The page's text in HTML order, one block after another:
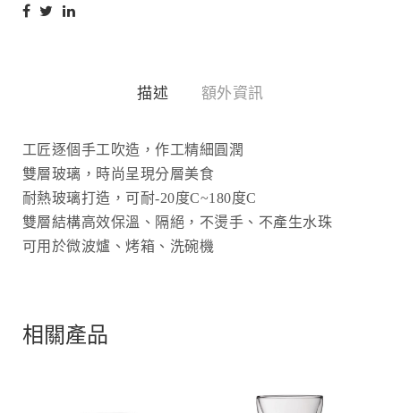
描述 額外資訊
工匠逐個手工吹造，作工精細圓潤
雙層玻璃，時尚呈現分層美食
耐熱玻璃打造，可耐-20度C~180度C
雙層結構高效保溫、隔絕，不燙手、不產生水珠
可用於微波爐、烤箱、洗碗機
相關產品